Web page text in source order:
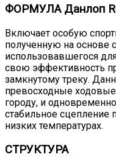
ФОРМУЛА Данлоп
Включает особую
полученную на основе
использовавшегося
свою эффективность
замкнутому треку.
превосходные
городу, и
стабильное
низких температурах.
СТРУКТУРА